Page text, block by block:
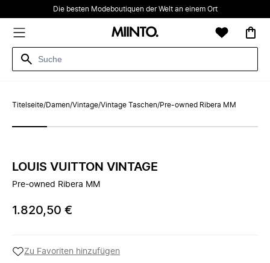
Die besten Modeboutiquen der Welt an einem Ort
Titelseite/Damen/Vintage/Vintage Taschen/Pre-owned Ribera MM
LOUIS VUITTON VINTAGE
Pre-owned Ribera MM
1.820,50 €
Zu Favoriten hinzufügen